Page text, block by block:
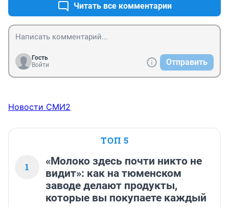
Читать все комментарии
Гость
Войти
Отправить
Новости СМИ2
ТОП 5
1
«Молоко здесь почти никто не
видит»: как на тюменском
заводе делают продукты,
которые вы покупаете каждый